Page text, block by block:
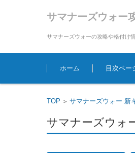
サマナーズウォー
サマナーズウォーの攻略や格付け
コンテンツに移動
ホーム
目次ペー
TOP > サマナーズウォー 新
サマナーズウォ